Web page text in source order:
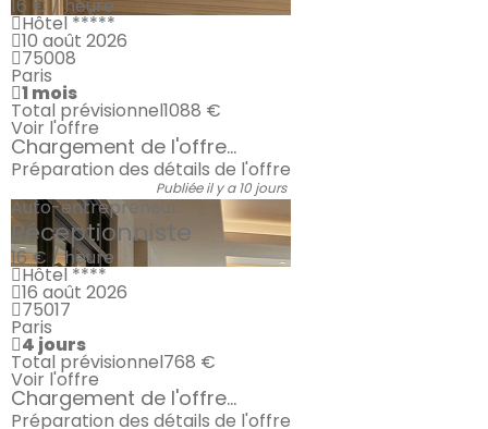
16 € / heure
Hôtel *****
10 août 2026
75008
Paris
1 mois
Total prévisionnel1088 €
Voir l'offre
Chargement de l'offre...
Préparation des détails de l'offre
Publiée il y a 10 jours
Auto-entrepreneur
Réceptionniste
16 € / heure
Hôtel ****
16 août 2026
75017
Paris
4 jours
Total prévisionnel768 €
Voir l'offre
Chargement de l'offre...
Préparation des détails de l'offre